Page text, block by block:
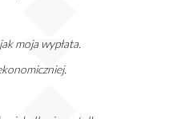
moja wypłata.